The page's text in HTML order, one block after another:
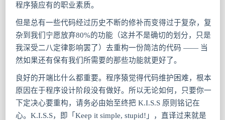
程序猿应有的职业素质。
但是总有一些代码经过历史不断的修补而变得过于复杂，复
杂到我们宁愿放弃80%的功能（这并不是确切的划分，只是
我深受二八定律影响罢了）去重构一份简洁的代码 —— 当
然如果还有保有我们所需要的那些功能就更好了。
良好的开端比什么都重要。程序猿觉得代码维护困难，根本
原因在于程序设计阶段没有做好。所以无论如何，只要你一
下定决心要重构，请务必由始至终把 K.I.S.S 原则铭记在
心。K.I.S.S，即「Keep it simple, stupid!」，直译过来就是